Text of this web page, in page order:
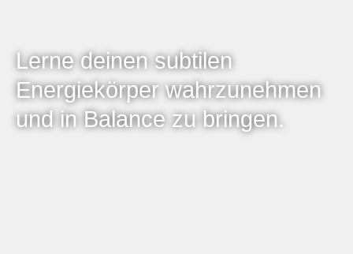
Lerne deinen subtilen
Energiekörper wahrzunehmen
und in Balance zu bringen.